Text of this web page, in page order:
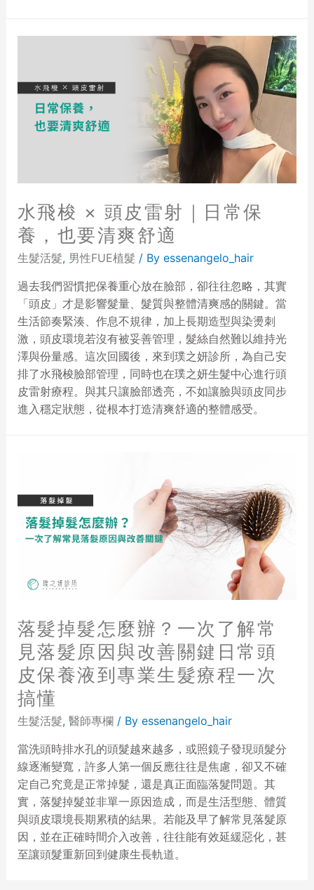
水飛梭 × 頭皮雷射｜日常保
養，也要清爽舒適
生髮活髮, 男性FUE植髮 / By essenangelo_hair
過去我們習慣把保養重心放在臉部，卻往往忽略，其實
「頭皮」才是影響髮量、髮質與整體清爽感的關鍵。當
生活節奏緊湊、作息不規律，加上長期造型與染燙刺
激，頭皮環境若沒有被妥善管理，髮絲自然難以維持光
澤與份量感。這次回國後，來到璞之妍診所，為自己安
排了水飛梭臉部管理，同時也在璞之妍生髮中心進行頭
皮雷射療程。與其只讓臉部透亮，不如讓臉與頭皮同步
進入穩定狀態，從根本打造清爽舒適的整體感受。
落髮掉髮怎麼辦？一次了解常
見落髮原因與改善關鍵日常頭
皮保養液到專業生髮療程一次
搞懂
生髮活髮, 醫師專欄/ By essenangelo_hair
當洗頭時排水孔的頭髮越來越多，或照鏡子發現頭髮分
線逐漸變寬，許多人第一個反應往往是焦慮，卻又不確
定自己究竟是正常掉髮，還是真正面臨落髮問題。其
實，落髮掉髮並非單一原因造成，而是生活型態、體質
與頭皮環境長期累積的結果。若能及早了解常見落髮原
因，並在正確時間介入改善，往往能有效延緩惡化，甚
至讓頭髮重新回到健康生長軌道。